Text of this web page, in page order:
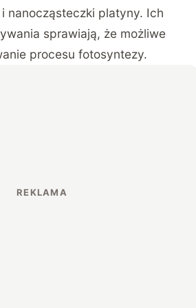
nanocząsteczki platyny. Ich
sprawiają, że możliwe
procesu fotosyntezy.